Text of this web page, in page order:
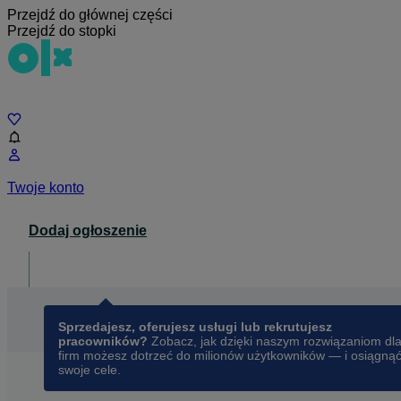
Przejdź do głównej części
Przejdź do stopki
Twoje konto
Dodaj ogłoszenie
Sprzedajesz, oferujesz usługi lub rekrutujesz
pracowników? Zobacz, jak dzięki naszym rozwiązaniom dla
firm możesz dotrzeć do milionów użytkowników — i osiągnąć
swoje cele.